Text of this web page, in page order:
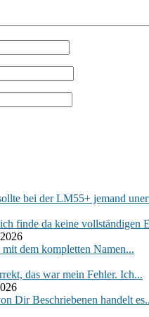
bei der LM55+ jemand
finde da keine vollständigen
dem kompletten Namen...
das war mein Fehler. Ich...
Dir Beschriebenen handelt